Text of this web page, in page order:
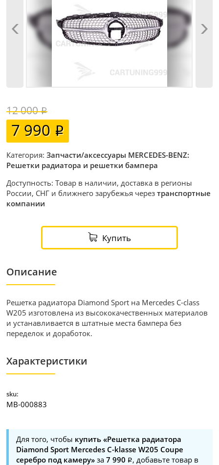
12 000
7 990
Категория:Запчасти/аксессуары MERCEDES-BENZ:
Решетки радиатора и решетки бампера
Доступность: Товар в наличии, доставка в регионы
России, СНГ и ближнего зарубежья черезтранспортные
компании
Купить
Описание
Решетка радиатора Diamond Sport на Mercedes C-class
W205 изготовлена из высококачественных материалов
и устанавливается в штатные места бампера без
переделок и доработок.
Характеристики
sku:
MB-000883
Для того, чтобы купить «Решетка радиатора
Diamond Sport Mercedes C-klasse W205 Coupe
серебро под камеру» за7 990
, добавьте товар в